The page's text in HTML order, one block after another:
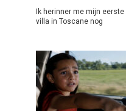
Ik herinner me mijn
villa in Toscane nog